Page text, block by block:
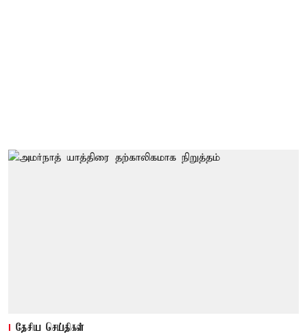
தேசிய செய்திகள்